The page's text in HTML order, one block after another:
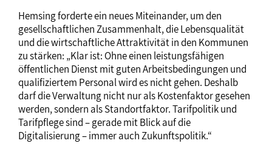
Hemsing forderte ein neues Miteinander, um den
gesellschaftlichen Zusammenhalt, die Lebensqualität
und die wirtschaftliche Attraktivität in den Kommunen
zu stärken: „Klar ist: Ohne einen leistungsfähigen
öffentlichen Dienst mit guten Arbeitsbedingungen und
qualifiziertem Personal wird es nicht gehen. Deshalb
darf die Verwaltung nicht nur als Kostenfaktor gesehen
werden, sondern als Standortfaktor. Tarifpolitik und
Tarifpflege sind – gerade mit Blick auf die
Digitalisierung – immer auch Zukunftspolitik.“